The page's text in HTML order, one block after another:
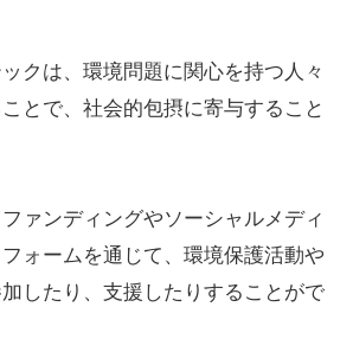
クは、環境問題に関心を持つ人々
とで、社会的包摂に寄与すること
ァンディングやソーシャルメディ
ォームを通じて、環境保護活動や
したり、支援したりすることがで